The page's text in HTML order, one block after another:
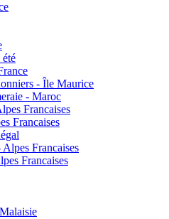
été
- Île Maurice
- Maroc
Francaises
Francaises
Francaises
Francaises